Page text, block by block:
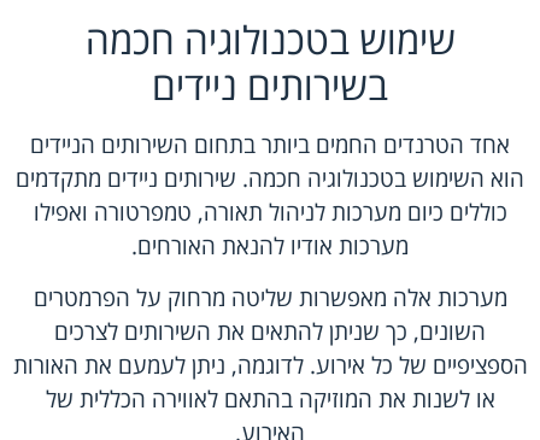
שימוש בטכנולוגיה חכמה
בשירותים ניידים
אחד הטרנדים החמים ביותר בתחום השירותים הניידים
הוא השימוש בטכנולוגיה חכמה. שירותים ניידים מתקדמים
כוללים כיום מערכות לניהול תאורה, טמפרטורה ואפילו
מערכות אודיו להנאת האורחים.
מערכות אלה מאפשרות שליטה מרחוק על הפרמטרים
השונים, כך שניתן להתאים את השירותים לצרכים
הספציפיים של כל אירוע. לדוגמה, ניתן לעמעם את האורות
או לשנות את המוזיקה בהתאם לאווירה הכללית של
האירוע.